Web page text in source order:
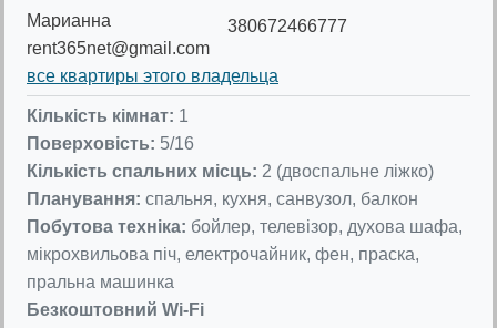
Марианна
rent365net@gmail.com
380672466777
все квартиры этого владельца
Кількість кімнат: 1
Поверховість: 5/16
Кількість спальних місць: 2 (двоспальне ліжко)
Планування: спальня, кухня, санвузол, балкон
Побутова техніка: бойлер, телевізор, духова шафа,
мікрохвильова піч, електрочайник, фен, праска,
пральна машинка
Безкоштовний Wi-Fi